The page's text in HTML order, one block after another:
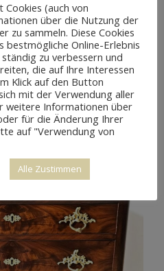
ARMLEHNSESSEL
Cookies (auch von
über die Nutzung der
zu sammeln. Diese Cookies
bestmögliche Online-Erlebnis
zu verbessern und
die auf Ihre Interessen
Klick auf den Button
mit der Verwendung aller
weitere Informationen über
für die Änderung Ihrer
auf "Verwendung von
Alle Zustimmen